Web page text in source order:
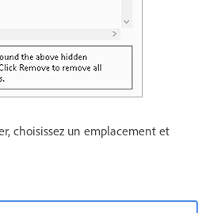
choisissez un emplacement et